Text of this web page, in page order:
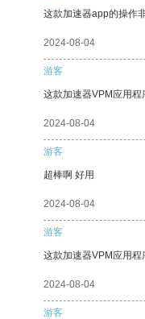
这款加速器app的操作
2024-08-04
游客
这款加速器VPM应用程
2024-08-04
游客
超棒啊 好用
2024-08-04
游客
这款加速器VPM应用程
2024-08-04
游客